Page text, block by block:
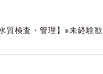
検査・管理】※未経験歓